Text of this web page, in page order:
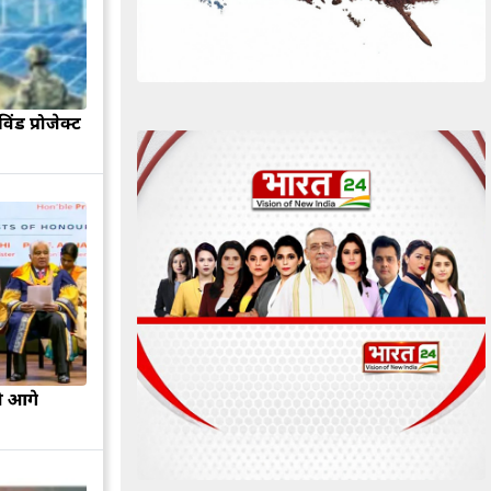
प्रोजेक्ट
आगे